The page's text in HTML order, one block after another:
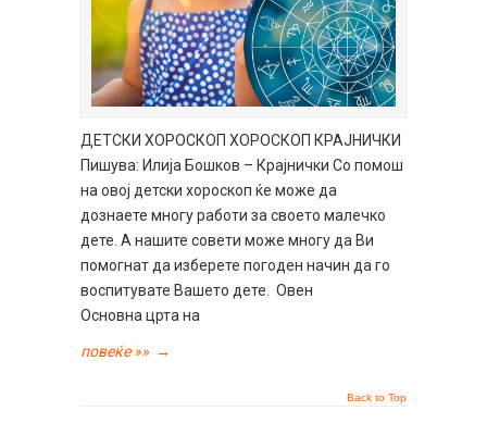
ДЕТСКИ ХОРОСКОП ХОРОСКОП КРАЈНИЧКИ
Пишува: Илија Бошков – Крајнички Со помош
на овој детски хороскоп ќе може да
дознаете многу работи за своето малечко
дете. А нашите совети може многу да Ви
помогнат да изберете погоден начин да го
воспитувате Вашето дете. Овен
Основна црта на
повеќе »» →
Back to Top